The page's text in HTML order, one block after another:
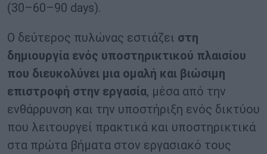
(30–60–90 days).
Ο δεύτερος πυλώνας εστιάζει στη
δημιουργία ενός υποστηρικτικού πλαισίου
που διευκολύνει μια ομαλή και βιώσιμη
επιστροφή στην εργασία, μέσα από την
ενθάρρυνση και την υποστήριξη ενός δικτύου
που λειτουργεί πρακτικά και υποστηρικτικά
στα πρώτα βήματα στον εργασιακό τους